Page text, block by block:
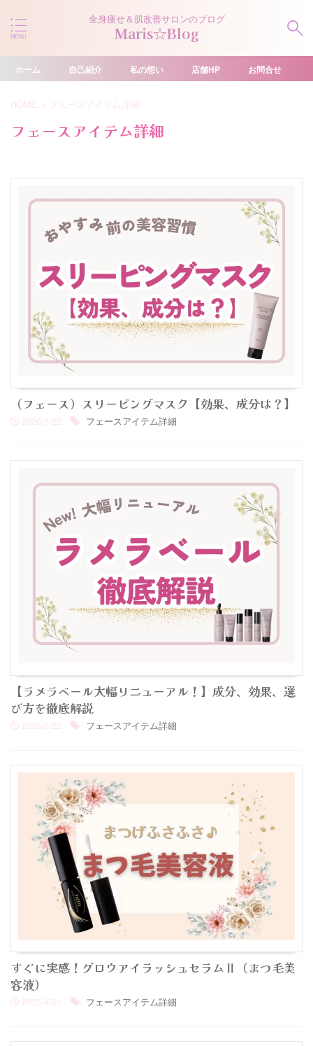
全身痩せ＆肌改善サロンのブログ
Maris☆Blog
ホーム 自己紹介 私の想い 店舗HP お問合せ
HOME > フェースアイテム詳細
フェースアイテム詳細
（フェース）スリーピングマスク【効果、成分は？】
2026/6/22 フェースアイテム詳細
【ラメラベール大幅リニューアル！】成分、効果、選
び方を徹底解説
2026/6/22 フェースアイテム詳細
すぐに実感！グロウアイラッシュセラムⅡ​​（まつ毛美
容液）
2025/4/21 フェースアイテム詳細